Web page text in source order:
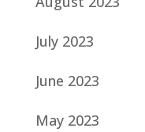
July 2023
June 2023
May 2023